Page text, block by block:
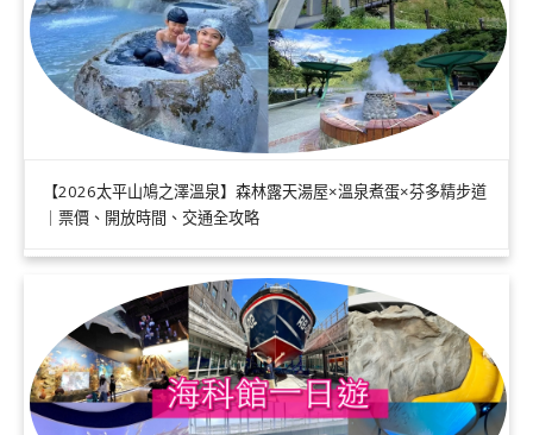
【2026太平山鳩之澤溫泉】森林露天湯屋×溫泉煮蛋×芬多精步道
｜票價、開放時間、交通全攻略